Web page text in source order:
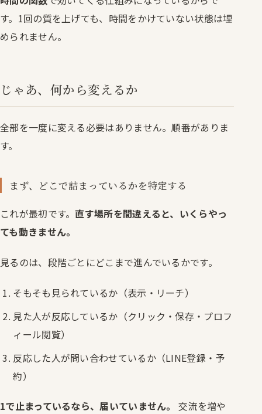
す。1回の質を上げても、時間をかけていない状態は埋
められません。
じゃあ、何から変えるか
全部を一度に変える必要はありません。順番がありま
す。
まず、どこで詰まっているかを特定する
これが最初です。 直す場所を間違えると、いくらやっ
ても動きません。
見るのは、段階ごとにどこまで進んでいるかです。
そもそも見られているか（表示・リーチ）
見た人が反応しているか（クリック・保存・プロフ
ィール閲覧）
反応した人が問い合わせているか（LINE登録・予
約）
1で止まっているなら、届いていません。
交流を増や